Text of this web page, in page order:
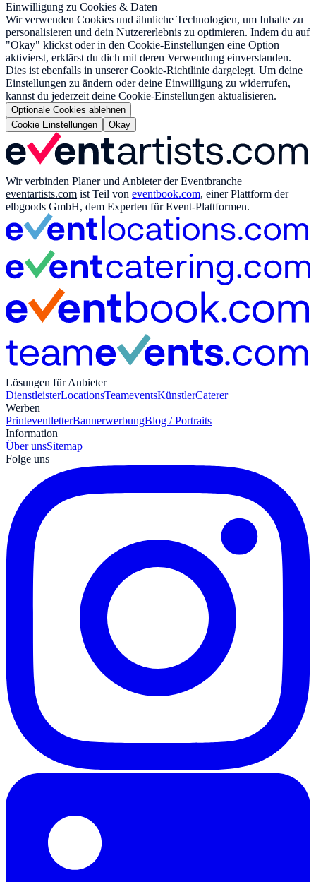
Einwilligung zu Cookies & Daten
Wir verwenden Cookies und ähnliche Technologien, um Inhalte zu
personalisieren und dein Nutzererlebnis zu optimieren. Indem du auf
"Okay" klickst oder in den Cookie-Einstellungen eine Option
aktivierst, erklärst du dich mit deren Verwendung einverstanden.
Dies ist ebenfalls in unserer Cookie-Richtlinie dargelegt. Um deine
Einstellungen zu ändern oder deine Einwilligung zu widerrufen,
kannst du jederzeit deine Cookie-Einstellungen aktualisieren.
Optionale Cookies ablehnen
Cookie Einstellungen
Okay
Wir verbinden Planer und Anbieter der Eventbranche
eventartists.com ist Teil von eventbook.com, einer Plattform der
elbgoods GmbH, dem Experten für Event-Plattformen.
Lösungen für Anbieter
DienstleisterLocationsTeameventsKünstlerCaterer
Werben
PrinteventletterBannerwerbungBlog / Portraits
Information
Über unsSitemap
Folge uns